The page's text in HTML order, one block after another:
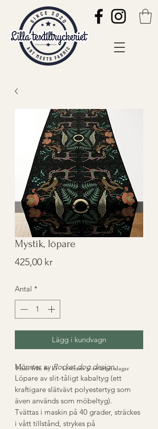
Mystik, löpare
425,00 krPris
Antal *
Lägg i kundvagn
Mönster avRocket dog design.
Löpare av slit-tåligt kabaltyg (ett
kraftigare slätvävt polyestertyg som
även används som möbeltyg).
Tvättas i maskin på 40 grader, sträckes
i vått tillstånd, strykes på
Frakt från 89 kr · Leverans 5–10 arbetsdagar